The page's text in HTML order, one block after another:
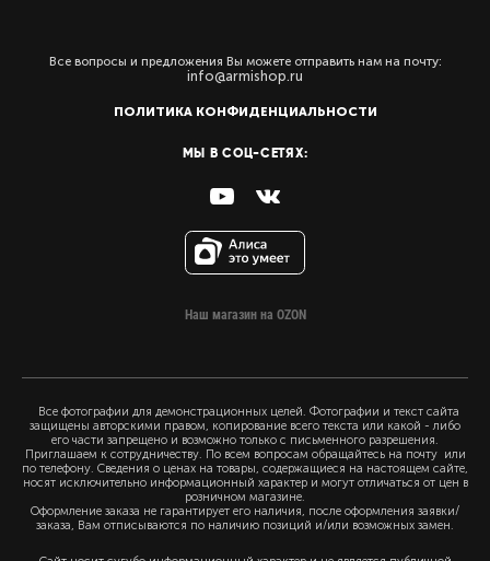
Все вопросы и предложения Вы можете отправить нам на почту:
info@armishop.ru
ПОЛИТИКА КОНФИДЕНЦИАЛЬНОСТИ
МЫ В СОЦ-СЕТЯХ:
Наш магазин на OZON
Все фотографии для демонстрационных целей. Фотографии и текст сайта
защищены авторскими правом, копирование всего текста или какой - либо
его части запрещено и возможно только с письменного разрешения.
Приглашаем к сотрудничеству. По всем вопросам обращайтесь на почту или
по телефону. Сведения о ценах на товары, содержащиеся на настоящем сайте,
носят исключительно информационный характер и могут отличаться от цен в
розничном магазине.
Оформление заказа не гарантирует его наличия, после оформления заявки/
заказа, Вам отписываются по наличию позиций и/или возможных замен.